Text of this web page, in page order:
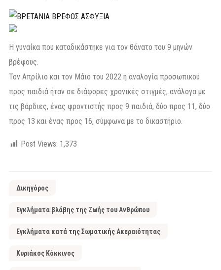
Η γυναίκα που καταδικάστηκε για τον θάνατο του 9 μηνών
βρέφους.
Τον Απρίλιο και τον Μάιο του 2022 η αναλογία προσωπικού
προς παιδιά ήταν σε διάφορες χρονικές στιγμές, ανάλογα με
τις βάρδιες, ένας φροντιστής προς 9 παιδιά, δύο προς 11, δύο
προς 13 και ένας προς 16, σύμφωνα με το δικαστήριο.
Post Views: 1,373
Δικηγόρος
Εγκλήματα βλάβης της Ζωής του Ανθρώπου
Εγκλήματα κατά της Σωματικής Ακεραιότητας
Κυριάκος Κόκκινος